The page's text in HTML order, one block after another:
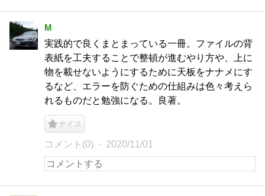
M
実践的で良くまとまっている一冊。ファイルの背
表紙を工夫することで整頓が進むやり方や、上に
物を載せないようにするために天板をナナメにす
るなど、エラーを防ぐための仕組みは色々考えら
れるものだと勉強になる。良著。
ナイス
コメント(0) 2020/11/01